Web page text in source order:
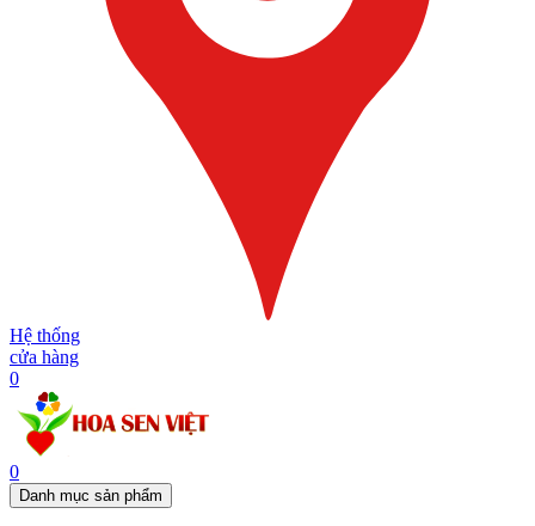
Hệ thống
cửa hàng
0
0
Danh mục sản phẩm